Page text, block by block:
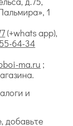
1
(+whats app),
64-34
ma.ru ;
и
добавьте